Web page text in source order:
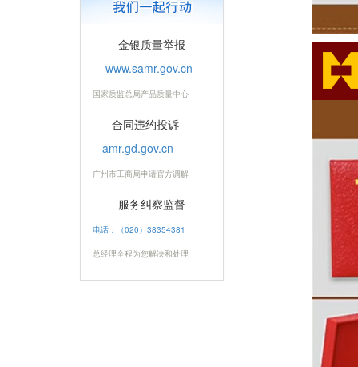
金银质量举报
www.samr.gov.cn
国家质监总局产品质量中心
合同违约投诉
amr.gd.gov.cn
广州市工商局申请官方调解
服务纠察监督
电话：（020）38354381
总经理全程为您解决和处理